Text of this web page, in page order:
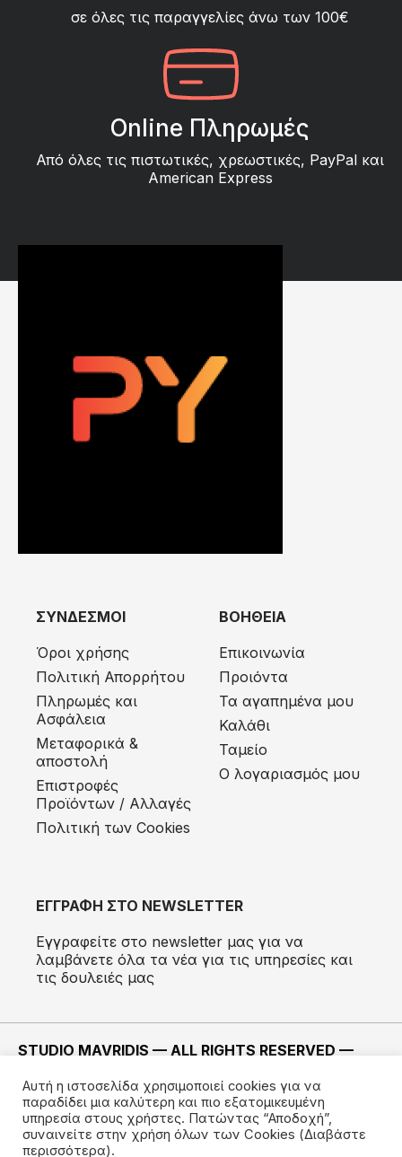
σε όλες τις παραγγελίες άνω των 100€
Online Πληρωμές
Από όλες τις πιστωτικές, χρεωστικές, PayPal και
American Express
ΣΥΝΔΕΣΜΟΙ
Όροι χρήσης
Πολιτική Απορρήτου
Πληρωμές και
Ασφάλεια
Μεταφορικά &
αποστολή
Eπιστροφές
Προϊόντων / Αλλαγές
Πολιτική των Cookies
ΒΟΗΘΕΙΑ
Επικοινωνία
Προιόντα
Τα αγαπημένα μου
Καλάθι
Ταμείο
Ο λογαριασμός μου
ΕΓΓΡΑΦΗ ΣΤΟ NEWSLETTER
Εγγραφείτε στο newsletter μας για να
λαμβάνετε όλα τα νέα για τις υπηρεσίες και
τις δουλειές μας
STUDIO MAVRIDIS — ALL RIGHTS RESERVED —
ΚΑΤΑΣΚΕΥΗ —IMODE
Αυτή η ιστοσελίδα χρησιμοποιεί cookies για να
παραδίδει μια καλύτερη και πιο εξατομικευμένη
υπηρεσία στους χρήστες. Πατώντας “Αποδοχή”,
συναινείτε στην χρήση όλων των Cookies (Διαβάστε
περισσότερα).